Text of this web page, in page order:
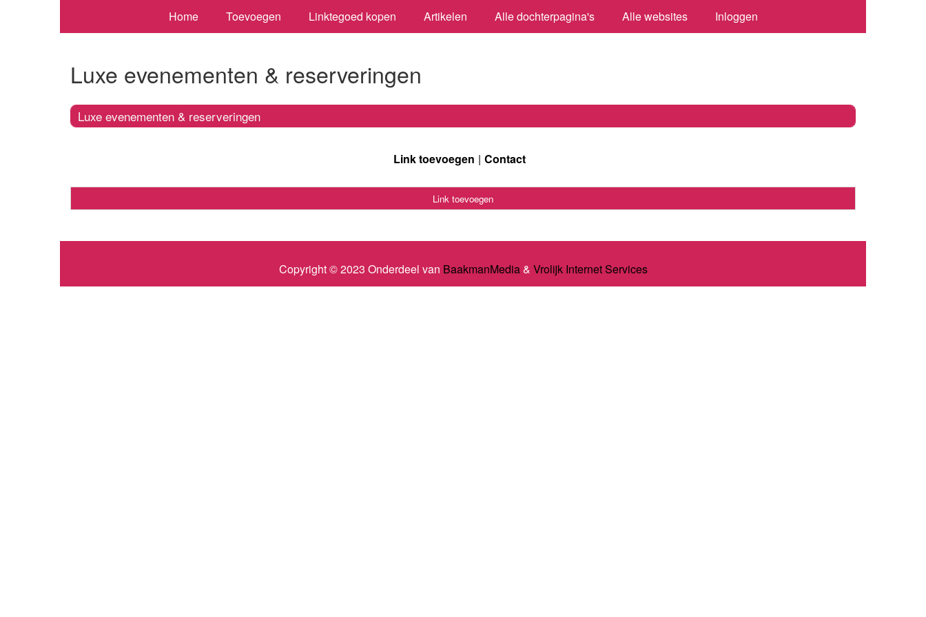
Home Toevoegen Linktegoed kopen Artikelen Alle dochterpagina's Alle websites Inloggen
Luxe evenementen & reserveringen
Luxe evenementen & reserveringen
Link toevoegen Contact
Link toevoegen
Copyright © 2023 Onderdeel van BaakmanMedia& Vrolijk Internet Services